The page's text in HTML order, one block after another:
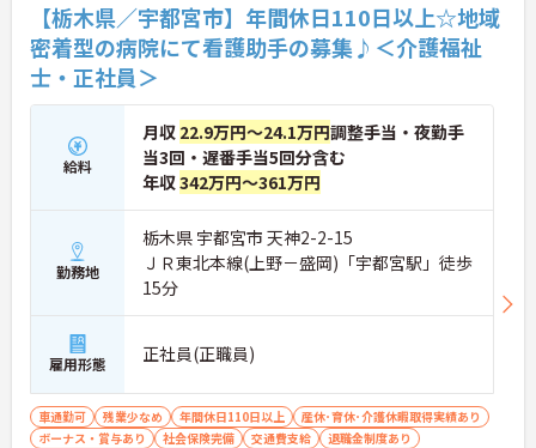
【栃木県／宇都宮市】年間休日110日以上☆地域
密着型の病院にて看護助手の募集♪＜介護福祉
士・正社員＞
給料
月収 22.9万円～24.1万円調整手当・夜勤手
当3回・遅番手当5回分含む
年収342万円～361万円
勤務地
栃木県 宇都宮市 天神2-2-15
ＪＲ東北本線(上野－盛岡)「宇都宮駅」徒歩
15分
雇用形態 正社員(正職員)
車通勤可 残業少なめ 年間休日110日以上
産休･育休･介護休暇取得実績あり
ボーナス・賞与あり
社会保険完備 交通費支給 退職金制度あり